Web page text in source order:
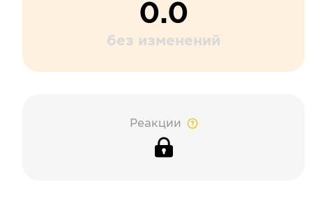
0.0
без изменений
Реакции